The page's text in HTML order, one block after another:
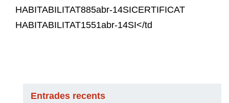
HABITABILITAT885abr-14SICERTIFICAT
HABITABILITAT1551abr-14SI</td
Entrades recents